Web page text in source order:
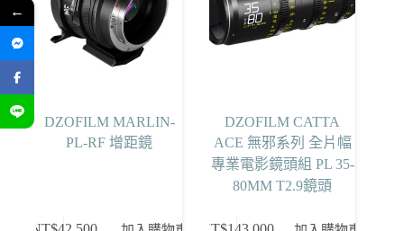
DZOFILM MARLIN-
PL-RF 增距鏡
DZOFILM CATTA
ACE 無邪系列 全片幅
專業電影鏡頭組 PL 35-
80MM T2.9鏡頭
←